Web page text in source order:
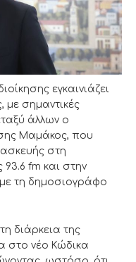
εγκαινιάζει
με σημαντικές
άλλων ο
Μαμάκος, που
στη
fm και στην
τη δημοσιογράφο
διάρκεια της
στο νέο Κώδικα